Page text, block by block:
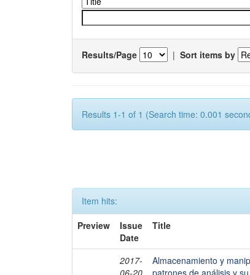
Results/Page | Sort items by
Results 1-1 of 1 (Search time: 0.001
Item hits:
Preview
Issue
Date
Title
2017-
06-20
Almacenamiento y
patrones de análisis y